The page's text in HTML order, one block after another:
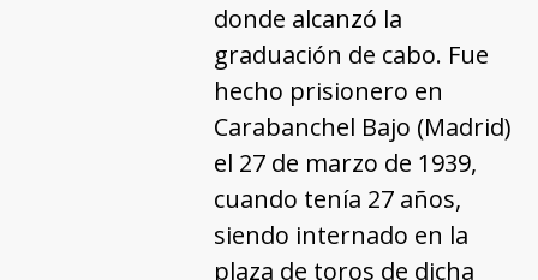
donde alcanzó la
graduación de cabo. Fue
hecho prisionero en
Carabanchel Bajo (Madrid)
el 27 de marzo de 1939,
cuando tenía 27 años,
siendo internado en la
plaza de toros de dicha